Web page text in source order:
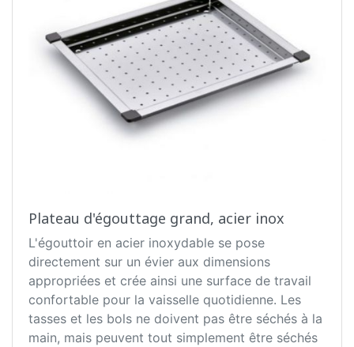
Plateau d'égouttage grand, acier inox
L'égouttoir en acier inoxydable se pose
directement sur un évier aux dimensions
appropriées et crée ainsi une surface de travail
confortable pour la vaisselle quotidienne. Les
tasses et les bols ne doivent pas être séchés à la
main, mais peuvent tout simplement être séchés